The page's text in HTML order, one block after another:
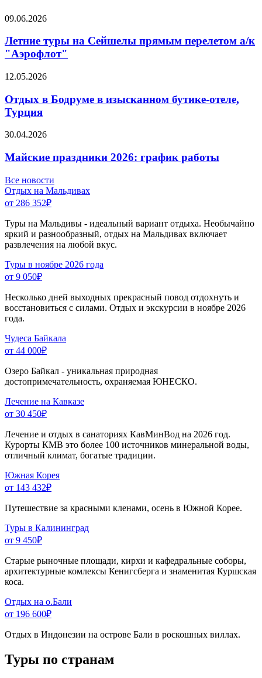
09.06.2026
Летние туры на Сейшелы прямым перелетом а/к
"Аэрофлот"
12.05.2026
Отдых в Бодруме в изысканном бутике-отеле,
Турция
30.04.2026
Майские праздники 2026: график работы
Все новости
Отдых на Мальдивах
от 286 352₽
Туры на Мальдивы - идеальный вариант отдыха. Необычайно
яркий и разнообразный, отдых на Мальдивах включает
развлечения на любой вкус.
Туры в ноябре 2026 года
от 9 050₽
Несколько дней выходных прекрасный повод отдохнуть и
восстановиться с силами. Отдых и экскурсии в ноябре 2026
года.
Чудеса Байкала
от 44 000₽
Озеро Байкал - уникальная природная
достопримечательность, охраняемая ЮНЕСКО.
Лечение на Кавказе
от 30 450₽
Лечение и отдых в санаториях КавМинВод на 2026 год.
Курорты КМВ это более 100 источников минеральной воды,
отличный климат, богатые традиции.
Южная Корея
от 143 432₽
Путешествие за красными кленами, осень в Южной Корее.
Туры в Калининград
от 9 450₽
Старые рыночные площади, кирхи и кафедральные соборы,
архитектурные комлексы Кенигсберга и знаменитая Куршская
коса.
Отдых на о.Бали
от 196 600₽
Отдых в Индонезии на острове Бали в роскошных виллах.
Туры по странам